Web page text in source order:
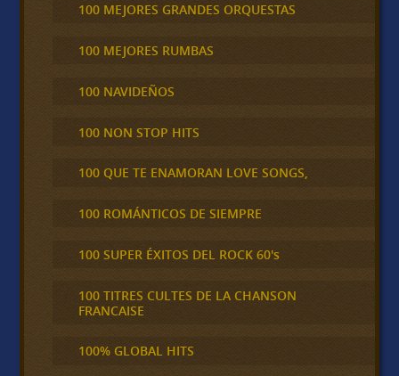
100 MEJORES GRANDES ORQUESTAS
100 MEJORES RUMBAS
100 NAVIDEÑOS
100 NON STOP HITS
100 QUE TE ENAMORAN LOVE SONGS,
100 ROMÁNTICOS DE SIEMPRE
100 SUPER ÉXITOS DEL ROCK 60's
100 TITRES CULTES DE LA CHANSON
FRANCAISE
100% GLOBAL HITS